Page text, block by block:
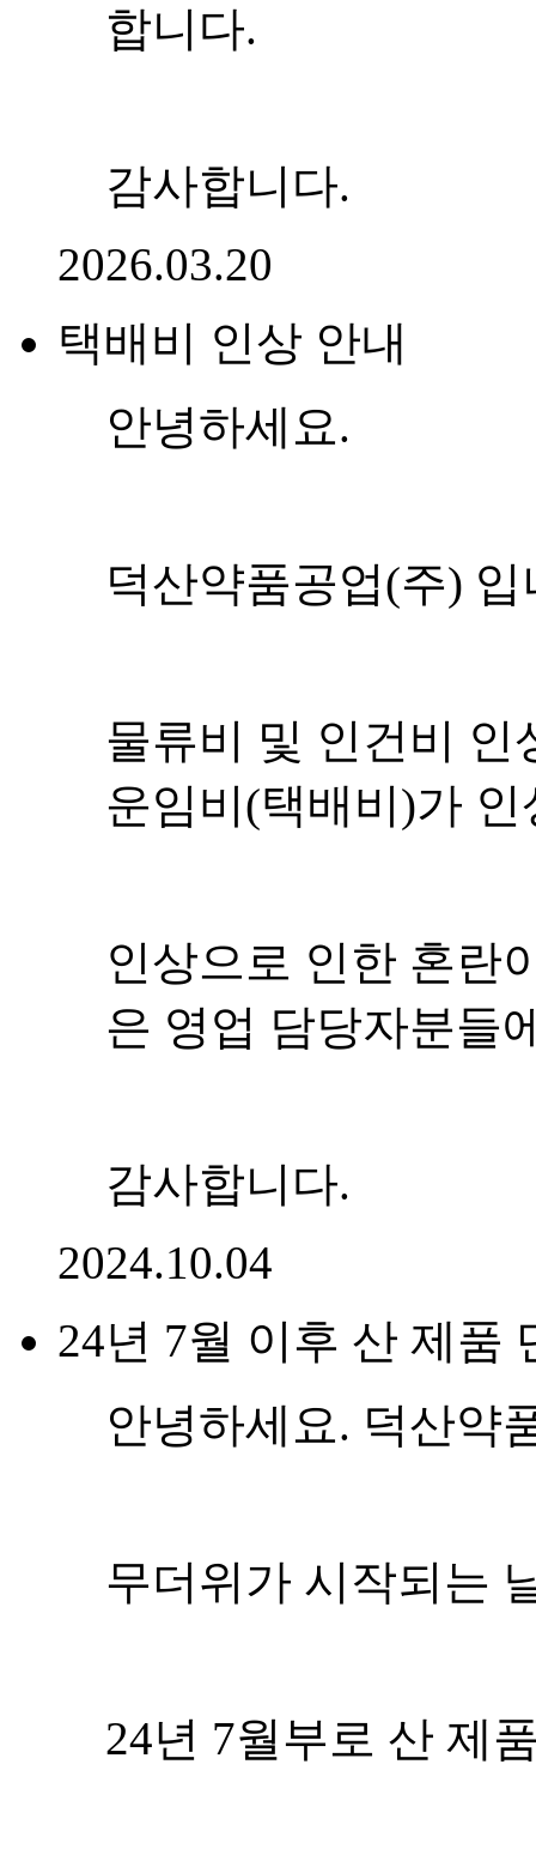
합니다.
감사합니다.
2026.03.20
택배비 인상 안내
안녕하세요.
덕산약품공업(주) 입
물류비 및 인건비 인
운임비(택배비)가
인상으로 인한 혼란
은 영업 담당자분들
감사합니다.
2024.10.04
24년 7월 이후 산 제품
안녕하세요. 덕산약
무더위가 시작되는
24년 7월부로 산 제